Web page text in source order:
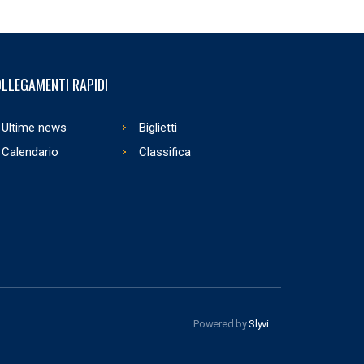
RAPIDI
Ultime news
Biglietti
Calendario
Classifica
Powered bySlyvi